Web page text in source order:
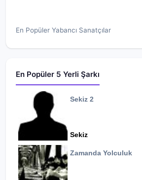
En Popüler Yabancı Sanatçılar
En Popüler 5 Yerli Şarkı
Sekiz 2
Sekiz
Zamanda Yolculuk